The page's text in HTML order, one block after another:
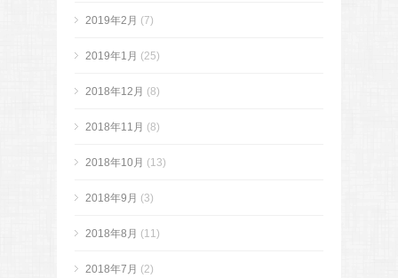
2019年2月 (7)
2019年1月 (25)
2018年12月 (8)
2018年11月 (8)
2018年10月 (13)
2018年9月 (3)
2018年8月 (11)
2018年7月 (2)